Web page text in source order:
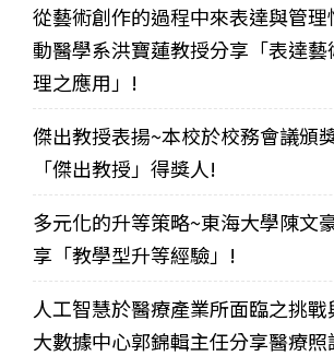
從藝術創作的過程中來表達與管理
動醫學系洪寶蓮教授分享「表達藝
理之應用」!
傑出教授表揚~本校於校務會議頒
「傑出教授」得獎人!
多元化的升等策略~東海大學陳文
享「教學型升等經驗」!
人工智慧於醫療產業所面臨之挑
大數據中心郭錦輯主任分享醫療